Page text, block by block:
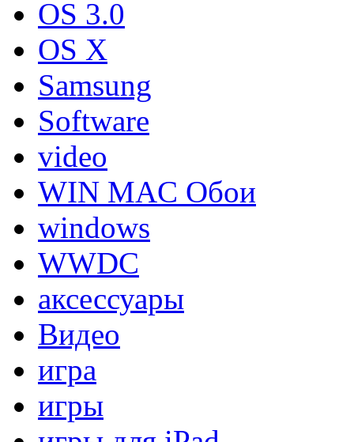
OS 3.0
OS X
Samsung
Software
video
WIN MAC Обои
windows
WWDC
аксессуары
Видео
игра
игры